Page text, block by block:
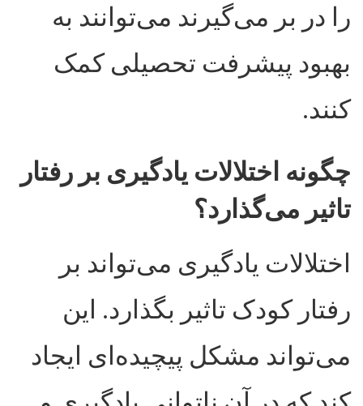
را در بر می‌گیرند می‌توانند به
بهبود پیشرفت تحصیلی کمک
کنند.
چگونه اختلالات یادگیری بر رفتار
تاثیر می‌گذارد؟
اختلالات یادگیری می‌تواند بر
رفتار کودک تاثیر بگذارد. این
می‌تواند مشکل پیچیده‌ای ایجاد